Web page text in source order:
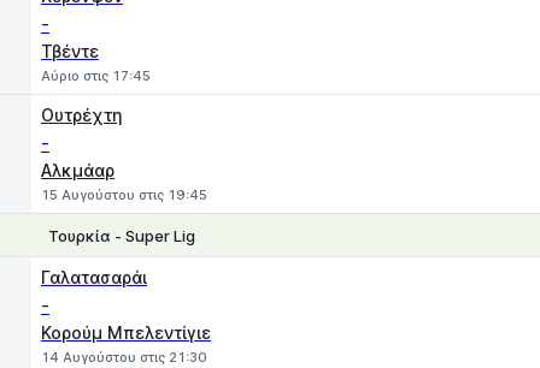
-
Τβέντε
Αύριο στις 17:45
Ουτρέχτη
-
Αλκμάαρ
15 Αυγούστου στις 19:45
Τουρκία - Super Lig
Γαλατασαράι
-
Κορούμ Μπελεντίγιε
14 Αυγούστου στις 21:30